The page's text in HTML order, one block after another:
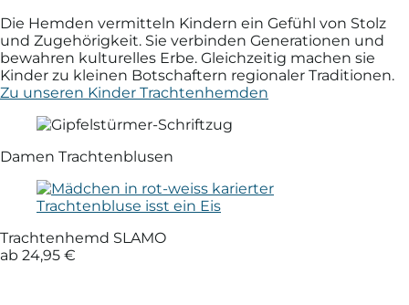
Die Hemden ver­mitteln Kindern ein Gefühl von Stolz
und Zu­ge­hörig­keit. Sie ver­binden Genera­tionen und
be­wahren kulturelles Erbe. Gleich­zeitig machen sie
Kinder zu kleinen Bot­schaftern regio­naler Tradi­tionen.
Zu unseren Kinder Trachtenhemden
Damen Trachtenblusen
Trachtenhemd SLAMO
ab 24,95 €